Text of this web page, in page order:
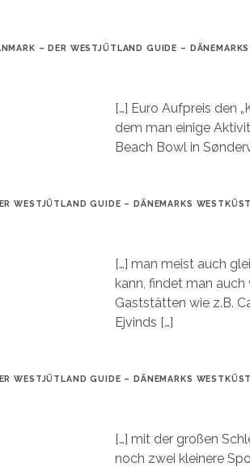
– DER WESTJÜTLAND GUIDE –
[…] Euro Aufpreis den
dem man einige
Beach Bowl in
WESTJÜTLAND GUIDE – DÄNEMARKS
[…] man meist auch
kann, findet man auch
Gaststätten wie z.B.
Ejvinds […]
WESTJÜTLAND GUIDE – DÄNEMARKS
[…] mit der großen
noch zwei kleinere